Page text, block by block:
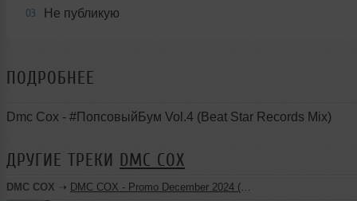
03 Не публикую
ПОДРОБНЕЕ
Dmc Cox - #ПопсовыйБум Vol.4 (Beat Star Records Mix)
ДРУГИЕ ТРЕКИ DMC COX
DMC COX ➝ DMC COX - Promo December 2024 (Makers Sound Music)